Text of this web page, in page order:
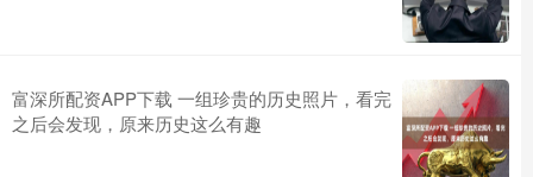
富深所配资APP下载 一组珍贵的历史照片，看完
之后会发现，原来历史这么有趣